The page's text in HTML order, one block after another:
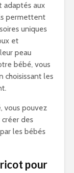
adaptés aux
permettent
uniques
et
peau
bébé, vous
choisissant les
vous pouvez
des
les bébés
pour